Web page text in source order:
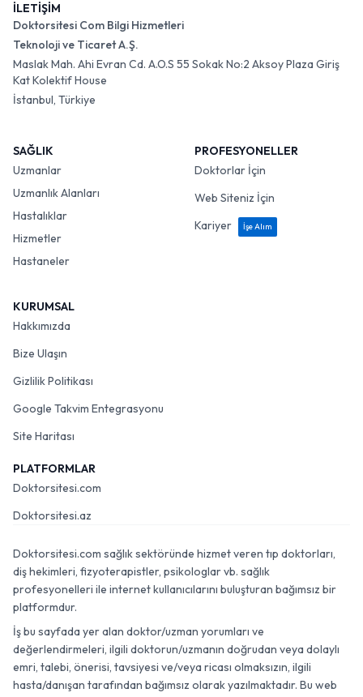
İLETİŞİM
Doktorsitesi Com Bilgi Hizmetleri
Teknoloji ve Ticaret A.Ş.
Maslak Mah. Ahi Evran Cd. A.O.S 55 Sokak No:2 Aksoy Plaza Giriş
Kat Kolektif House
İstanbul, Türkiye
SAĞLIK
Uzmanlar
Uzmanlık Alanları
Hastalıklar
Hizmetler
Hastaneler
PROFESYONELLER
Doktorlar İçin
Web Siteniz İçin
Kariyer
İşe Alım
KURUMSAL
Hakkımızda
Bize Ulaşın
Gizlilik Politikası
Google Takvim Entegrasyonu
Site Haritası
PLATFORMLAR
Doktorsitesi.com
Doktorsitesi.az
Doktorsitesi.com sağlık sektöründe hizmet veren tıp doktorları,
diş hekimleri, fizyoterapistler, psikologlar vb. sağlık
profesyonelleri ile internet kullanıcılarını buluşturan bağımsız bir
platformdur.
İş bu sayfada yer alan doktor/uzman yorumları ve
değerlendirmeleri, ilgili doktorun/uzmanın doğrudan veya dolaylı
emri, talebi, önerisi, tavsiyesi ve/veya ricası olmaksızın, ilgili
hasta/danışan tarafından bağımsız olarak yazılmaktadır. Bu web